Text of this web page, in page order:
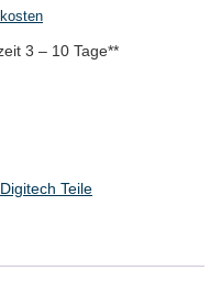
3 – 10 Tage**
Digitech Teile